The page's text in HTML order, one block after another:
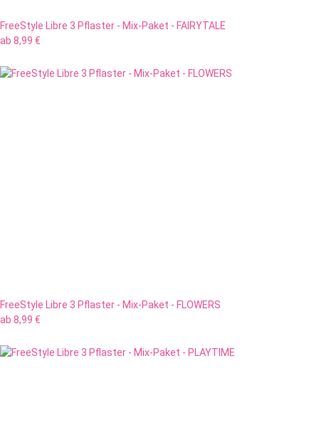
FreeStyle Libre 3 Pflaster - Mix-Paket - FAIRYTALE
ab 8,99 €
FreeStyle Libre 3 Pflaster - Mix-Paket - FLOWERS
ab 8,99 €